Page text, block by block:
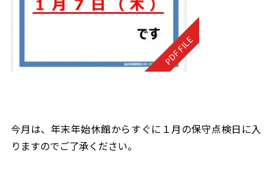
今月は、年末年始休館からすぐに１月の保守点検日に入
りますのでご了承ください。